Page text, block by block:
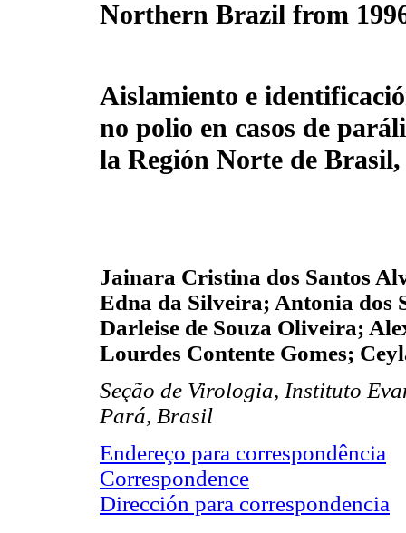
Northern Brazil from
Aislamiento e
no polio en casos de
la Región Norte de Brasil,
Jainara Cristina dos Santos
Edna da Silveira; Antonia dos
Darleise de Souza Oliveira;
Lourdes Contente Gomes;
Seção de Virologia, Instituto
Pará, Brasil
Endereço para correspondência
Correspondence
Dirección para correspondencia